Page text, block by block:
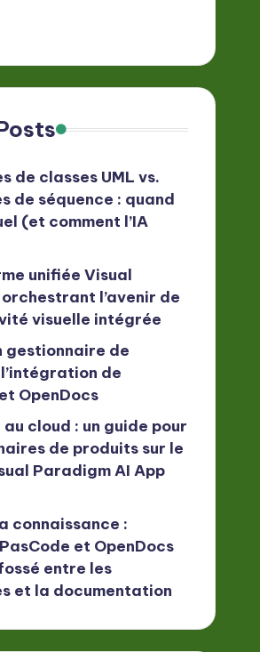
de classes UML vs.
de séquence : quand
(et comment l’IA
unifiée Visual
l’avenir de
visuelle intégrée
gestionnaire de
de
OpenDocs
cloud : un guide pour
de produits sur le
Paradigm AI App
connaissance :
et OpenDocs
entre les
et la documentation